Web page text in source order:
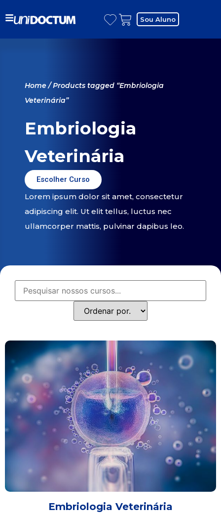
Sou Aluno
Home/ Products tagged “Embriologia
Veterinária”
Embriologia
Veterinária
Escolher Curso
Lorem ipsum dolor sit amet, consectetur
adipiscing elit. Ut elit tellus, luctus nec
ullamcorper mattis, pulvinar dapibus leo.
Embriologia Veterinária